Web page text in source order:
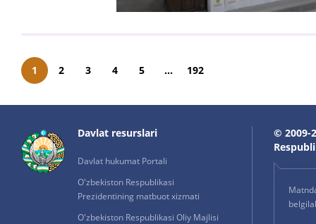
1 2 3 4 5 ... 192
Davlat resurslari
Davlat hukumat Portali
O'zbekiston Respublikasi
Prezidentining matbuot xizmati
O'zbekiston Respublikasi Oliy Majlisi
© 2009-